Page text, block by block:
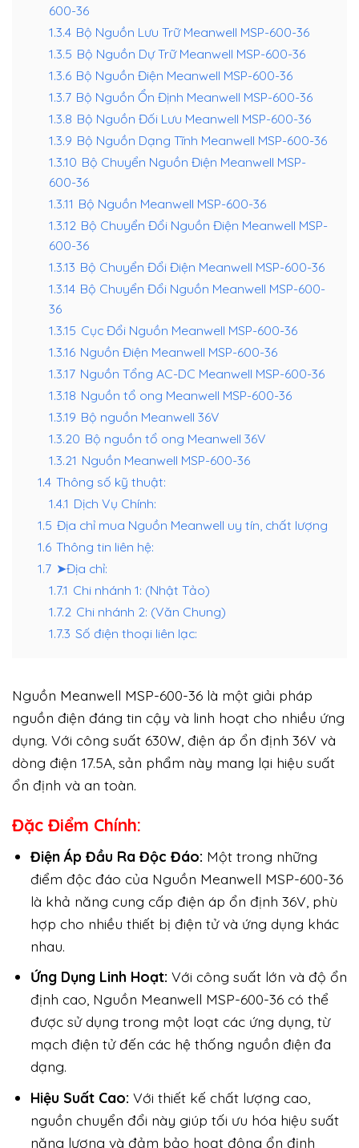
600-36
1.3.4 Bộ Nguồn Lưu Trữ Meanwell MSP-600-36
1.3.5 Bộ Nguồn Dự Trữ Meanwell MSP-600-36
1.3.6 Bộ Nguồn Điện Meanwell MSP-600-36
1.3.7 Bộ Nguồn Ổn Định Meanwell MSP-600-36
1.3.8 Bộ Nguồn Đối Lưu Meanwell MSP-600-36
1.3.9 Bộ Nguồn Dạng Tĩnh Meanwell MSP-600-36
1.3.10 Bộ Chuyển Nguồn Điện Meanwell MSP-
600-36
1.3.11 Bộ Nguồn Meanwell MSP-600-36
1.3.12 Bộ Chuyển Đổi Nguồn Điện Meanwell MSP-
600-36
1.3.13 Bộ Chuyển Đổi Điện Meanwell MSP-600-36
1.3.14 Bộ Chuyển Đổi Nguồn Meanwell MSP-600-
36
1.3.15 Cục Đổi Nguồn Meanwell MSP-600-36
1.3.16 Nguồn Điện Meanwell MSP-600-36
1.3.17 Nguồn Tổng AC-DC Meanwell MSP-600-36
1.3.18 Nguồn tổ ong Meanwell MSP-600-36
1.3.19 Bộ nguồn Meanwell 36V
1.3.20 Bộ nguồn tổ ong Meanwell 36V
1.3.21 Nguồn Meanwell MSP-600-36
1.4 Thông số kỹ thuật:
1.4.1 Dịch Vụ Chính:
1.5 Địa chỉ mua Nguồn Meanwell uy tín, chất lượng
1.6 Thông tin liên hệ:
1.7 ➤Địa chỉ:
1.7.1 Chi nhánh 1: (Nhật Tảo)
1.7.2 Chi nhánh 2: (Văn Chung)
1.7.3 Số điện thoại liên lạc:
Nguồn Meanwell MSP-600-36 là một giải pháp
nguồn điện đáng tin cậy và linh hoạt cho nhiều ứng
dụng. Với công suất 630W, điện áp ổn định 36V và
dòng điện 17.5A, sản phẩm này mang lại hiệu suất
ổn định và an toàn.
Đặc Điểm Chính:
Điện Áp Đầu Ra Độc Đáo: Một trong những
điểm độc đáo của Nguồn Meanwell MSP-600-36
là khả năng cung cấp điện áp ổn định 36V, phù
hợp cho nhiều thiết bị điện tử và ứng dụng khác
nhau.
Ứng Dụng Linh Hoạt: Với công suất lớn và độ ổn
định cao, Nguồn Meanwell MSP-600-36 có thể
được sử dụng trong một loạt các ứng dụng, từ
mạch điện tử đến các hệ thống nguồn điện đa
dạng.
Hiệu Suất Cao: Với thiết kế chất lượng cao,
nguồn chuyển đổi này giúp tối ưu hóa hiệu suất
năng lượng và đảm bảo hoạt động ổn định